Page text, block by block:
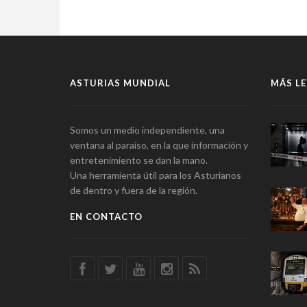
ASTURIAS MUNDIAL
Somos un medio independiente, una
ventana al paraíso, en la que información y
entretenimiento se dan la mano.
Una herramienta útil para los Asturianos
de dentro y fuera de la región.
EN CONTACTO
MÁS